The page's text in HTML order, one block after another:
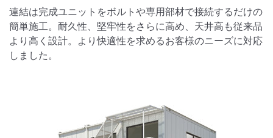
連結は完成ユニットをボルトや専用部材で接続するだけの
簡単施工。耐久性、堅牢性をさらに高め、天井高も従来品
より高く設計。より快適性を求めるお客様のニーズに対応
しました。